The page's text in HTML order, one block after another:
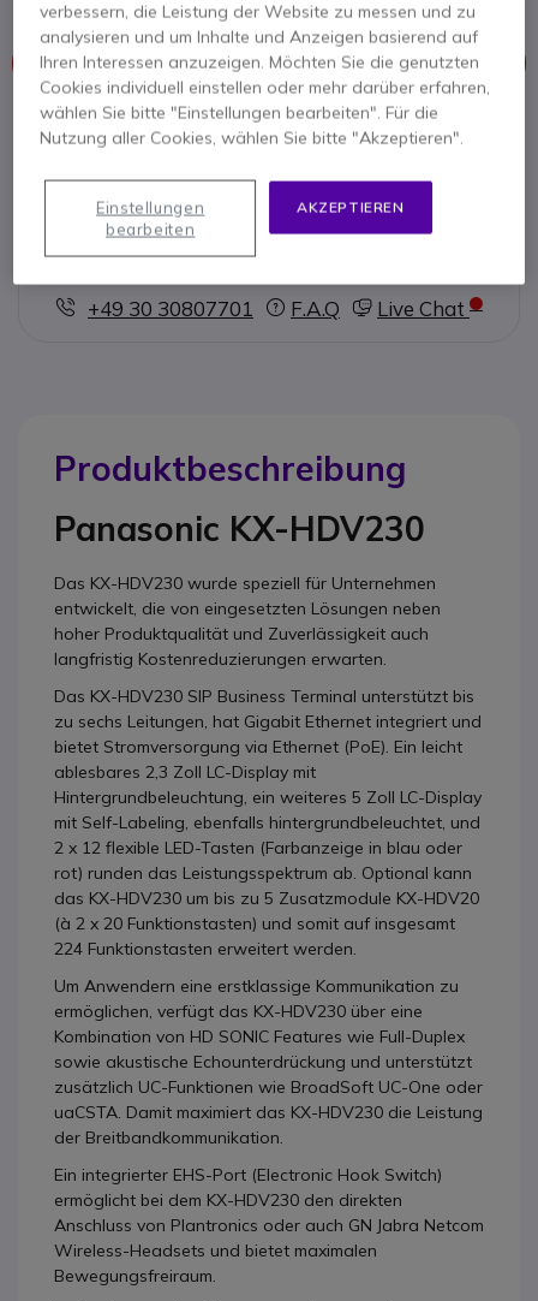
Dieses Produkt wird nicht mehr hergestellt
Hier finden Sie eine Übersicht ähnlicher Produkte.
Ähnliche Produkte prüfen
+49 30 30807701
F.A.Q Live Chat
Produktbeschreibung
Panasonic KX-HDV230
Das KX-HDV230 wurde speziell für Unternehmen
entwickelt, die von eingesetzten Lösungen neben
hoher Produktqualität und Zuverlässigkeit auch
langfristig Kostenreduzierungen erwarten.
Das KX-HDV230 SIP Business Terminal unterstützt bis
zu sechs Leitungen, hat Gigabit Ethernet integriert und
bietet Stromversorgung via Ethernet (PoE). Ein leicht
ablesbares 2,3 Zoll LC-Display mit
Hintergrundbeleuchtung, ein weiteres 5 Zoll LC-Display
mit Self-Labeling, ebenfalls hintergrundbeleuchtet, und
2 x 12 flexible LED-Tasten (Farbanzeige in blau oder
rot) runden das Leistungsspektrum ab. Optional kann
das KX-HDV230 um bis zu 5 Zusatzmodule KX-HDV20
(à 2 x 20 Funktionstasten) und somit auf insgesamt
224 Funktionstasten erweitert werden.
Um Anwendern eine erstklassige Kommunikation zu
ermöglichen, verfügt das KX-HDV230 über eine
Kombination von HD SONIC Features wie Full-Duplex
sowie akustische Echounterdrückung und unterstützt
zusätzlich UC-Funktionen wie BroadSoft UC-One oder
uaCSTA. Damit maximiert das KX-HDV230 die Leistung
der Breitbandkommunikation.
Ein integrierter EHS-Port (Electronic Hook Switch)
ermöglicht bei dem KX-HDV230 den direkten
Anschluss von Plantronics oder auch GN Jabra Netcom
Wireless-Headsets und bietet maximalen
Bewegungsfreiraum.
verbessern, die Leistung der Website zu messen und zu
analysieren und um Inhalte und Anzeigen basierend auf
Ihren Interessen anzuzeigen. Möchten Sie die genutzten
Cookies individuell einstellen oder mehr darüber erfahren,
wählen Sie bitte "Einstellungen bearbeiten". Für die
Nutzung aller Cookies, wählen Sie bitte "Akzeptieren".
AKZEPTIEREN
Einstellungen
bearbeiten